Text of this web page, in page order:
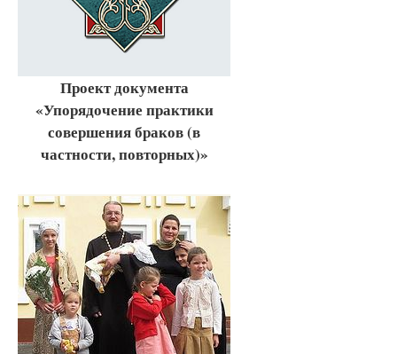
Проект документа
«Упорядочение практики
совершения браков (в
частности, повторных)»